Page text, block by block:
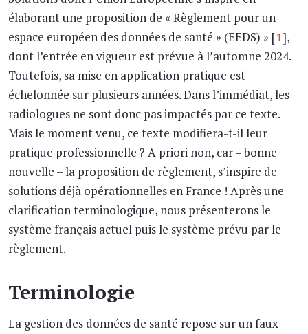
élaborant une proposition de « Règlement pour un
espace européen des données de santé » (EEDS) » [1 ],
dont l’entrée en vigueur est prévue à l’automne 2024.
Toutefois, sa mise en application pratique est
échelonnée sur plusieurs années. Dans l’immédiat, les
radiologues ne sont donc pas impactés par ce texte.
Mais le moment venu, ce texte modifiera-t-il leur
pratique professionnelle ? A priori non, car – bonne
nouvelle – la proposition de règlement, s’inspire de
solutions déjà opérationnelles en France ! Après une
clarification terminologique, nous présenterons le
système français actuel puis le système prévu par le
règlement.
Terminologie
La gestion des données de santé repose sur un faux